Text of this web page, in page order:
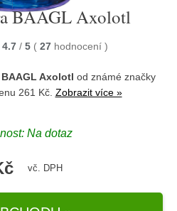
BAAGL Axolotl
4.7 / 5 ( 27 hodnocení )
Axolotl od známé značky
261 Kč. Zobrazit více »
Na dotaz
vč. DPH